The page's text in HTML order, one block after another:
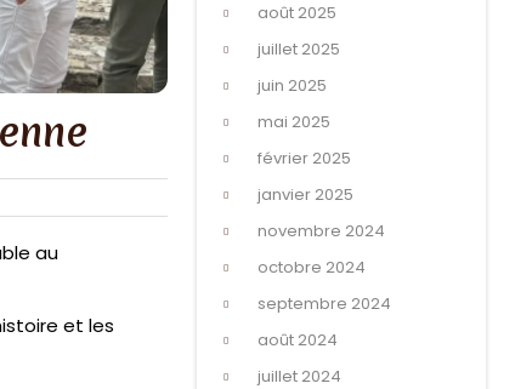
au
et les
août 2025
juillet 2025
juin 2025
mai 2025
février 2025
janvier 2025
novembre 2024
octobre 2024
septembre 2024
août 2024
juillet 2024